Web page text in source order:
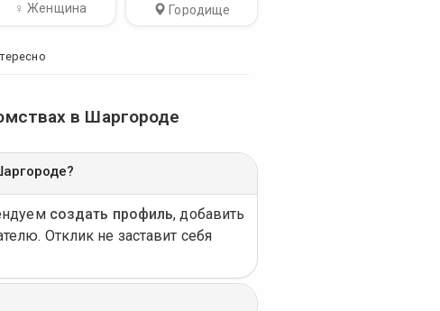
♀ Женщина Городище
в Шаргороде
создать профиль, добавить
Отклик не заставит себя